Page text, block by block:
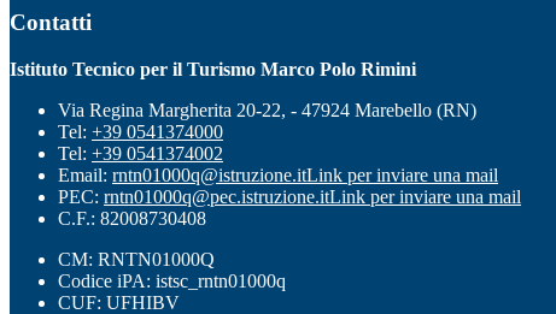
Contatti
Istituto Tecnico per il Turismo Marco Polo Rimini
Via Regina Margherita 20-22, - 47924 Marebello (RN)
Tel: +39 0541374000
Tel: +39 0541374002
Email: rntn01000q@istruzione.itLink per inviare una mail
PEC: rntn01000q@pec.istruzione.itLink per inviare una mail
C.F.: 82008730408
CM: RNTN01000Q
Codice iPA: istsc_rntn01000q
CUF: UFHIBV